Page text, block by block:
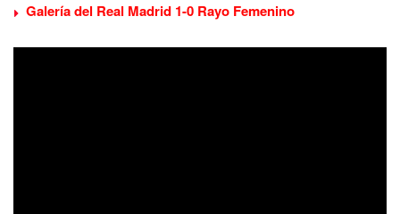
Galería del Real Madrid 1-0 Rayo Femenino